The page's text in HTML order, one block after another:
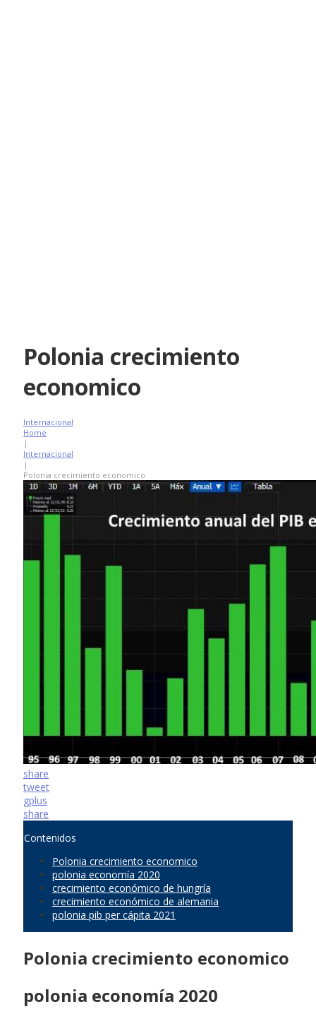
Polonia crecimiento
economico
Internacional
Home
|
Internacional
|
Polonia crecimiento economico
share
tweet
gplus
share
Contenidos
Polonia crecimiento economico
polonia economía 2020
crecimiento económico de hungría
crecimiento económico de alemania
polonia pib per cápita 2021
Polonia crecimiento economico
polonia economía 2020